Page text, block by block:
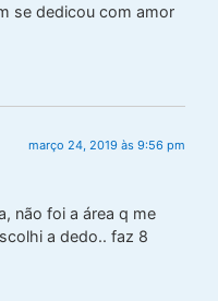
se dedicou com amor
março 24, 2019 às 9:56 pm
não foi a área q me
a dedo.. faz 8